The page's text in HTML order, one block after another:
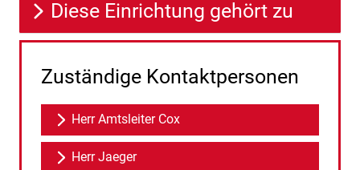
Diese Einrichtung gehört zu
Zuständige Kontaktpersonen
Herr Amtsleiter Cox
Herr Jaeger